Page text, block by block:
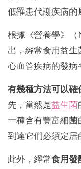
低罹患代謝疾病的
根據《營養學》
出，經常食用益
心血管疾病的發病
有幾種方法可以確
先，當然是益生菌
一種含有豐富細菌
到達它們必須定居
此外，經常食用發